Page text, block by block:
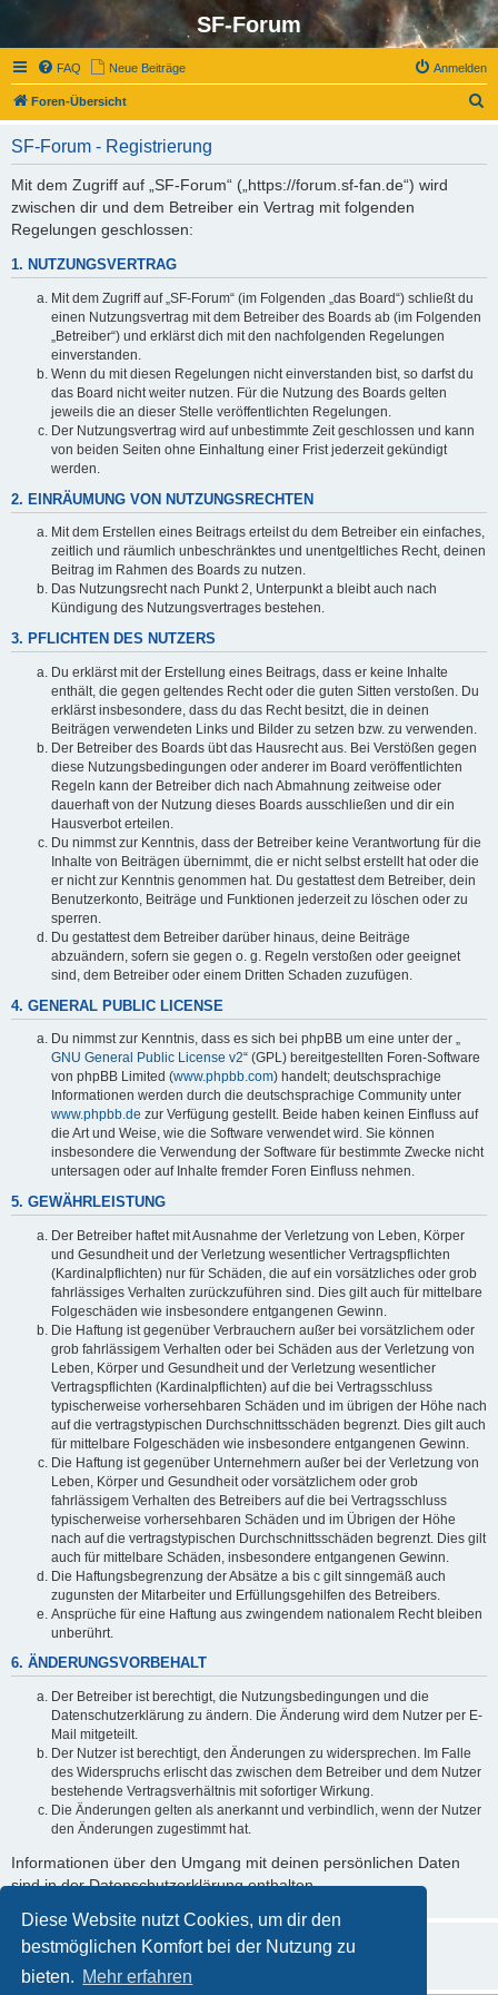
Diese Website nutzt Cookies, um dir den
bestmöglichen Komfort bei der Nutzung zu
bieten. Mehr erfahren
SF-Forum
FAQ Neue Beiträge Anmelden
Foren-Übersicht
SF-Forum - Registrierung
Mit dem Zugriff auf „SF-Forum“ („https://forum.sf-fan.de“) wird
zwischen dir und dem Betreiber ein Vertrag mit folgenden
Regelungen geschlossen:
1. NUTZUNGSVERTRAG
Mit dem Zugriff auf „SF-Forum“ (im Folgenden „das Board“) schließt du
einen Nutzungsvertrag mit dem Betreiber des Boards ab (im Folgenden
„Betreiber“) und erklärst dich mit den nachfolgenden Regelungen
einverstanden.
Wenn du mit diesen Regelungen nicht einverstanden bist, so darfst du
das Board nicht weiter nutzen. Für die Nutzung des Boards gelten
jeweils die an dieser Stelle veröffentlichten Regelungen.
Der Nutzungsvertrag wird auf unbestimmte Zeit geschlossen und kann
von beiden Seiten ohne Einhaltung einer Frist jederzeit gekündigt
werden.
2. EINRÄUMUNG VON NUTZUNGSRECHTEN
Mit dem Erstellen eines Beitrags erteilst du dem Betreiber ein einfaches,
zeitlich und räumlich unbeschränktes und unentgeltliches Recht, deinen
Beitrag im Rahmen des Boards zu nutzen.
Das Nutzungsrecht nach Punkt 2, Unterpunkt a bleibt auch nach
Kündigung des Nutzungsvertrages bestehen.
3. PFLICHTEN DES NUTZERS
Du erklärst mit der Erstellung eines Beitrags, dass er keine Inhalte
enthält, die gegen geltendes Recht oder die guten Sitten verstoßen. Du
erklärst insbesondere, dass du das Recht besitzt, die in deinen
Beiträgen verwendeten Links und Bilder zu setzen bzw. zu verwenden.
Der Betreiber des Boards übt das Hausrecht aus. Bei Verstößen gegen
diese Nutzungsbedingungen oder anderer im Board veröffentlichten
Regeln kann der Betreiber dich nach Abmahnung zeitweise oder
dauerhaft von der Nutzung dieses Boards ausschließen und dir ein
Hausverbot erteilen.
Du nimmst zur Kenntnis, dass der Betreiber keine Verantwortung für die
Inhalte von Beiträgen übernimmt, die er nicht selbst erstellt hat oder die
er nicht zur Kenntnis genommen hat. Du gestattest dem Betreiber, dein
Benutzerkonto, Beiträge und Funktionen jederzeit zu löschen oder zu
sperren.
Du gestattest dem Betreiber darüber hinaus, deine Beiträge
abzuändern, sofern sie gegen o. g. Regeln verstoßen oder geeignet
sind, dem Betreiber oder einem Dritten Schaden zuzufügen.
4. GENERAL PUBLIC LICENSE
Du nimmst zur Kenntnis, dass es sich bei phpBB um eine unter der „
GNU General Public License v2“ (GPL) bereitgestellten Foren-Software
von phpBB Limited (www.phpbb.com) handelt; deutschsprachige
Informationen werden durch die deutschsprachige Community unter
www.phpbb.de zur Verfügung gestellt. Beide haben keinen Einfluss auf
die Art und Weise, wie die Software verwendet wird. Sie können
insbesondere die Verwendung der Software für bestimmte Zwecke nicht
untersagen oder auf Inhalte fremder Foren Einfluss nehmen.
5. GEWÄHRLEISTUNG
Der Betreiber haftet mit Ausnahme der Verletzung von Leben, Körper
und Gesundheit und der Verletzung wesentlicher Vertragspflichten
(Kardinalpflichten) nur für Schäden, die auf ein vorsätzliches oder grob
fahrlässiges Verhalten zurückzuführen sind. Dies gilt auch für mittelbare
Folgeschäden wie insbesondere entgangenen Gewinn.
Die Haftung ist gegenüber Verbrauchern außer bei vorsätzlichem oder
grob fahrlässigem Verhalten oder bei Schäden aus der Verletzung von
Leben, Körper und Gesundheit und der Verletzung wesentlicher
Vertragspflichten (Kardinalpflichten) auf die bei Vertragsschluss
typischerweise vorhersehbaren Schäden und im übrigen der Höhe nach
auf die vertragstypischen Durchschnittsschäden begrenzt. Dies gilt auch
für mittelbare Folgeschäden wie insbesondere entgangenen Gewinn.
Die Haftung ist gegenüber Unternehmern außer bei der Verletzung von
Leben, Körper und Gesundheit oder vorsätzlichem oder grob
fahrlässigem Verhalten des Betreibers auf die bei Vertragsschluss
typischerweise vorhersehbaren Schäden und im Übrigen der Höhe
nach auf die vertragstypischen Durchschnittsschäden begrenzt. Dies gilt
auch für mittelbare Schäden, insbesondere entgangenen Gewinn.
Die Haftungsbegrenzung der Absätze a bis c gilt sinngemäß auch
zugunsten der Mitarbeiter und Erfüllungsgehilfen des Betreibers.
Ansprüche für eine Haftung aus zwingendem nationalem Recht bleiben
unberührt.
6. ÄNDERUNGSVORBEHALT
Der Betreiber ist berechtigt, die Nutzungsbedingungen und die
Datenschutzerklärung zu ändern. Die Änderung wird dem Nutzer per E-
Mail mitgeteilt.
Der Nutzer ist berechtigt, den Änderungen zu widersprechen. Im Falle
des Widerspruchs erlischt das zwischen dem Betreiber und dem Nutzer
bestehende Vertragsverhältnis mit sofortiger Wirkung.
Die Änderungen gelten als anerkannt und verbindlich, wenn der Nutzer
den Änderungen zugestimmt hat.
Informationen über den Umgang mit deinen persönlichen Daten
sind in der Datenschutzerklärung enthalten.